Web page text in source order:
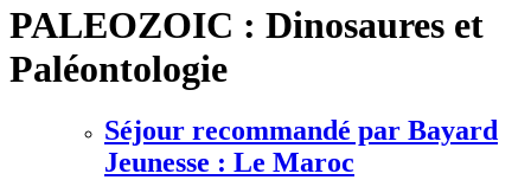
PALEOZOIC : Dinosaures et
Paléontologie
Séjour recommandé par Bayard
Jeunesse : Le Maroc